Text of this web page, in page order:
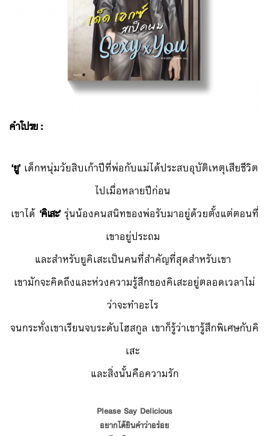
คำโปรย :
‘ยู’เด็กหนุ่มวัยสิบเก้าปีที่พ่อกับแม่ได้ประสบอุบัติเหตุเสียชีวิต
ไปเมื่อหลายปีก่อน
เขาได้ ‘คิเสะ’รุ่นน้องคนสนิทของพ่อรับมาอยู่ด้วยตั้งแต่ตอนที่
เขาอยู่ประถม
และสำหรับยูคิเสะเป็นคนที่สำคัญที่สุดสำหรับเขา
เขามักจะคิดถึงและห่วงความรู้สึกของคิเสะอยู่ตลอดเวลาไม่
ว่าจะทำอะไร
จนกระทั่งเขาเรียนจบระดับไฮสกูล เขาก็รู้ว่าเขารู้สึกพิเศษกับคิ
เสะ
และสิ่งนั้นคือความรัก
Please Say Delicious
อยากได้ยินคำว่าอร่อย